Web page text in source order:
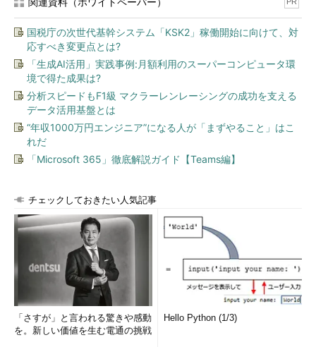
国税庁の次世代基幹システム「KSK2」稼働開始に向けて、対
応すべき変更点とは?
「生成AI活用」実践事例:月額利用のスーパーコンピュータ環
境で得た成果は?
分析スピードもF1級 マクラーレンレーシングの成功を支える
データ活用基盤とは
“年収1000万円エンジニア”になる人が「まずやること」はこ
れだ
「Microsoft 365」徹底解説ガイド【Teams編】
チェックしておきたい人気記事
「さすが」と言われる驚きや感動
を。新しい価値を生む電通の挑戦
Hello Python (1/3)